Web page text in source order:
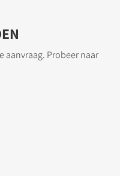
aanvraag. Probeer naar